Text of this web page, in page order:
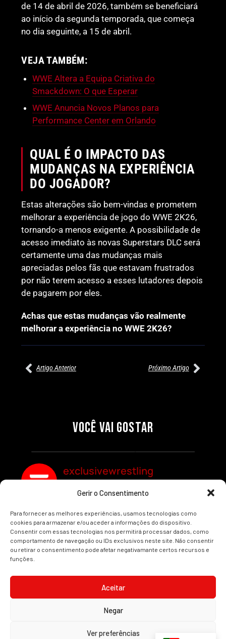
Gerir o Consentimento
Para fornecer as melhores experiências, usamos tecnologias como
cookies para armazenar e/ou aceder a informações do dispositivo.
Consentir com essas tecnologias nos permitirá processar dados, como
comportamento de navegação ou IDs exclusivos neste site. Não consentir
ou retirar o consentimento pode afetar negativamante certos recursos e
funções.
Aceitar
Negar
Ver preferências
de 14 de abril de 2026, também se beneficiará
ao início da segunda temporada, que começa
no dia seguinte, a 15 de abril.
VEJA TAMBÉM:
WWE Altera a Equipa Criativa do
Smackdown: O que Esperar
WWE Anuncia Novos Planos para
Performance Center em Orlando
QUAL É O IMPACTO DAS
MUDANÇAS NA EXPERIÊNCIA
DO JOGADOR?
Estas alterações são bem-vindas e prometem
melhorar a experiência de jogo do WWE 2K26,
tornando-a menos exigente. A possibilidade de
acesso imediato às novas Superstars DLC será
certamente uma das mudanças mais
apreciadas pelos fãs que estavam frustrados
por não terem acesso a esses lutadores depois
de pagarem por eles.
Achas que estas mudanças vão realmente
melhorar a experiência no WWE 2K26?
Artigo Anterior Próximo Artigo
VOCÊ VAI GOSTAR
SEGMENTOS A NÃO PERDER
Por exclusivewrestling
MUNDIAL FEMININO NA AEW
REDEMPTION
Por exclusivewrestling
exclusivewrestling
Ver mais Artigos
seus respetivos proprietários.